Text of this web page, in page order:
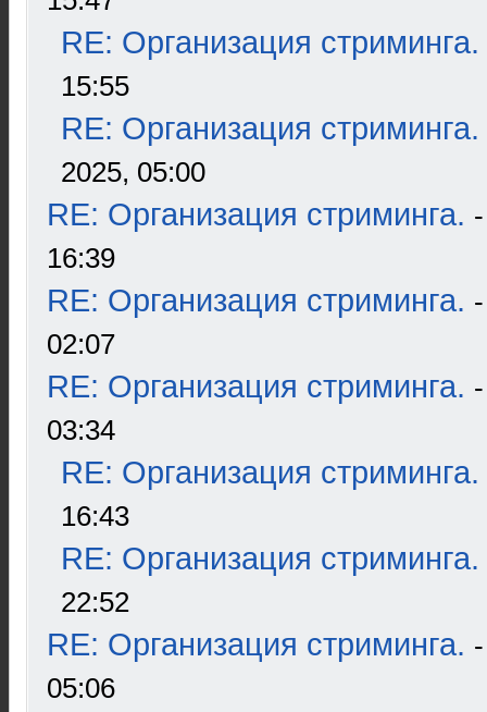
RE: Организация стриминга.
15:55
RE: Организация стриминга.
2025, 05:00
RE: Организация стриминга.
16:39
RE: Организация стриминга.
02:07
RE: Организация стриминга.
03:34
RE: Организация стриминга.
16:43
RE: Организация стриминга.
22:52
RE: Организация стриминга.
05:06